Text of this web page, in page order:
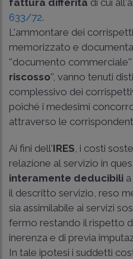
633/72.
L'ammontare dei
memorizzato e
''documento commerciale''
riscosso'', vanno tenuti
complessivo dei
poiché i medesimi
attraverso le
Ai fini dell'IRES , i costi
relazione al servizio in
interamente deducibili
il descritto servizio, reso
sia assimilabile ai servizi
fermo restando il rispetto
inerenza e di previa
In tale ipotesi i suddetti